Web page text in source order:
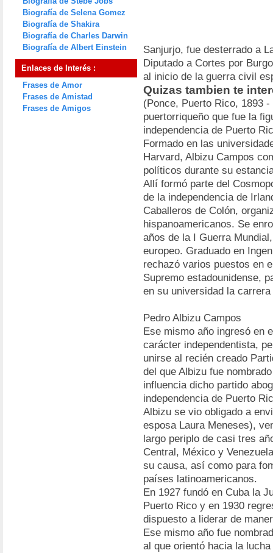
Biografía de Selena Gomez
Biografía de Shakira
Biografía de Charles Darwin
Biografía de Albert Einstein
Enlaces de Interés :
Frases de Amor
Frases de Amistad
Frases de Amigos
Sanjurjo, fue desterrado a
Diputado a Cortes por
al inicio de la guerra civil
Quizas tambien te
(Ponce, Puerto Rico, 1893
puertorriqueño que fue la
independencia de Puerto
Formado en las
Harvard, Albizu Campos
políticos durante su
Allí formó parte del
de la independencia de
Caballeros de Colón,
hispanoamericanos. Se
años de la I Guerra
europeo. Graduado en
rechazó varios puestos en
Supremo estadounidense,
en su universidad la
Pedro Albizu Campos
Ese mismo año ingresó en
carácter independentista,
unirse al recién creado
del que Albizu fue
influencia dicho partido
independencia de Puerto
Albizu se vio obligado a
esposa Laura Meneses),
largo periplo de casi tres
Central, México y
su causa, así como para
países latinoamericanos.
En 1927 fundó en Cuba la
Puerto Rico y en 1930
dispuesto a liderar de
Ese mismo año fue
al que orientó hacia la